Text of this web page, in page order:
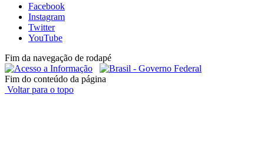
Facebook
Instagram
Twitter
YouTube
Fim da navegação de rodapé
Fim do conteúdo da página
Voltar para o topo